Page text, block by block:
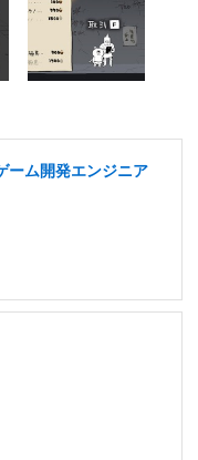
ーム開発エンジニア